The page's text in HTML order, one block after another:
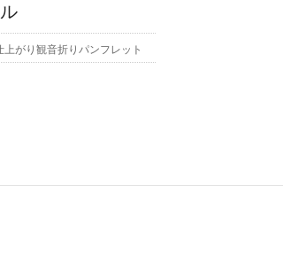
上がり観音折りパンフレット